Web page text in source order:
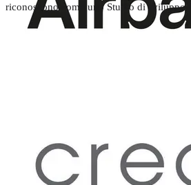
riconoscono come uno Studio di sviluppo